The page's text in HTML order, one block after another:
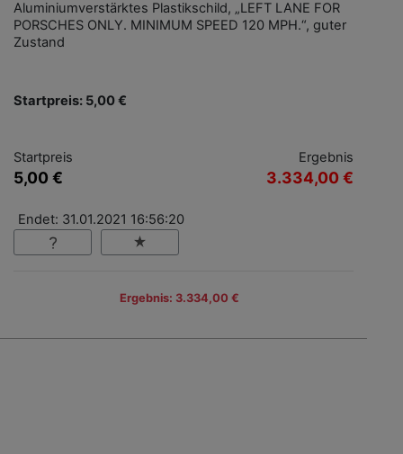
Aluminiumverstärktes Plastikschild, „LEFT LANE FOR
PORSCHES ONLY. MINIMUM SPEED 120 MPH.“, guter
Zustand
Startpreis: 5,00 €
Startpreis
5,00 €
Ergebnis
3.334,00 €
Endet: 31.01.2021 16:56:20
Ergebnis: 3.334,00 €